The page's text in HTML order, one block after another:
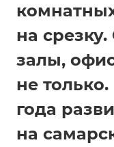
на
залы,
не
года
на